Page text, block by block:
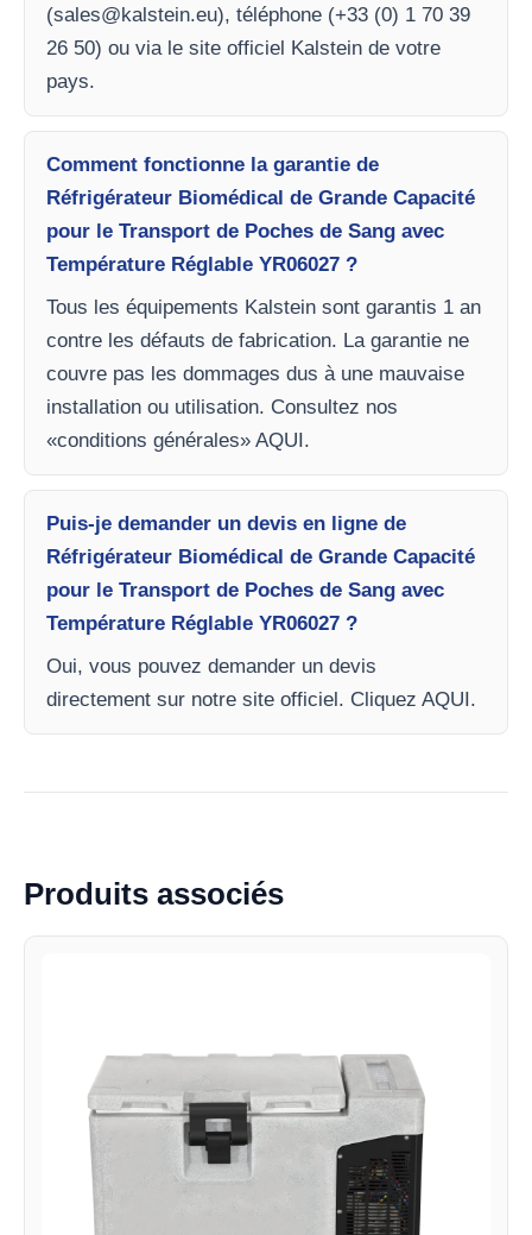
(sales@kalstein.eu), téléphone (+33 (0) 1 70 39
26 50) ou via le site officiel Kalstein de votre
pays.
Comment fonctionne la garantie de
Réfrigérateur Biomédical de Grande Capacité
pour le Transport de Poches de Sang avec
Température Réglable YR06027 ?
Tous les équipements Kalstein sont garantis 1 an
contre les défauts de fabrication. La garantie ne
couvre pas les dommages dus à une mauvaise
installation ou utilisation. Consultez nos
«conditions générales» AQUI.
Puis-je demander un devis en ligne de
Réfrigérateur Biomédical de Grande Capacité
pour le Transport de Poches de Sang avec
Température Réglable YR06027 ?
Oui, vous pouvez demander un devis
directement sur notre site officiel. Cliquez AQUI.
Produits associés